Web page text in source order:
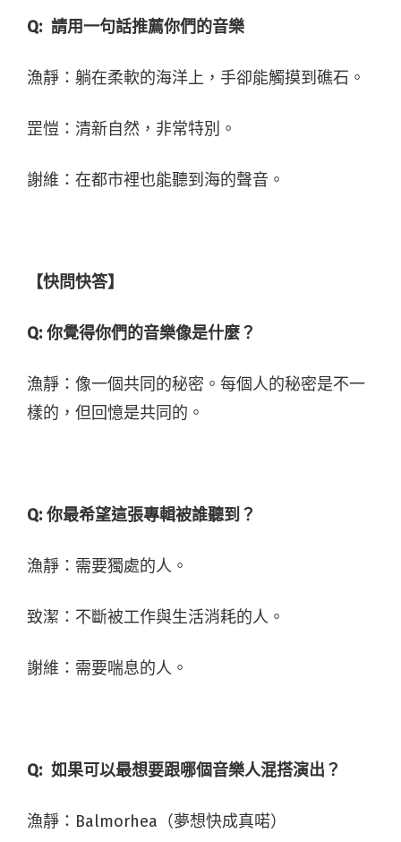
Q: 請用一句話推薦你們的音樂
漁靜：躺在柔軟的海洋上，手卻能觸摸到礁石。
罡愷：清新自然，非常特別。
謝維：在都市裡也能聽到海的聲音。
【快問快答】
Q:你覺得你們的音樂像是什麼？
漁靜：像一個共同的秘密。每個人的秘密是不一
樣的，但回憶是共同的。
Q:你最希望這張專輯被誰聽到？
漁靜：需要獨處的人。
致潔：不斷被工作與生活消耗的人。
謝維：需要喘息的人。
Q: 如果可以最想要跟哪個音樂人混搭演出？
漁靜：Balmorhea（夢想快成真喏）